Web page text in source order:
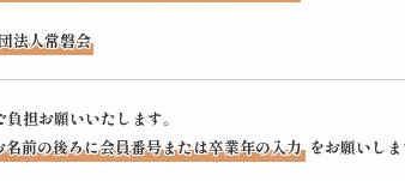
法人常磐会
担お願いいたします。
名前の後ろに会員番号または卒業年の入力 をお願いしま